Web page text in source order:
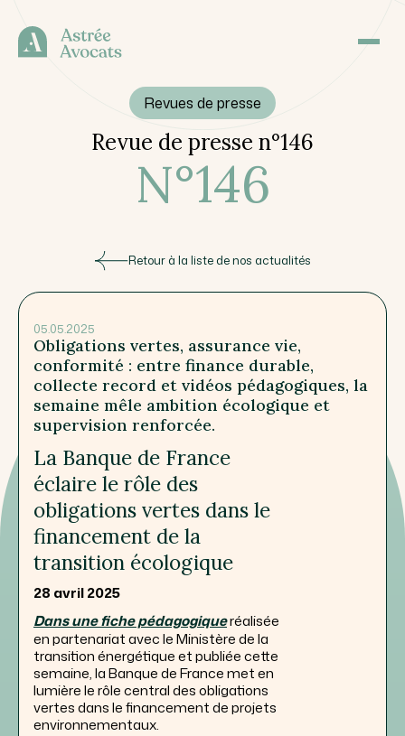
Revues de presse
Revue de presse n°146
N°146
Retour à la liste de nos actualités
05.05.2025
Obligations vertes, assurance vie,
conformité : entre finance durable,
collecte record et vidéos pédagogiques, la
semaine mêle ambition écologique et
supervision renforcée.
La Banque de France
éclaire le rôle des
obligations vertes dans le
financement de la
transition écologique
28 avril 2025
Dans une fiche pédagogiqueréalisée
en partenariat avec le Ministère de la
transition énergétique et publiée cette
semaine, la Banque de France met en
lumière le rôle central des obligations
vertes dans le financement de projets
environnementaux.